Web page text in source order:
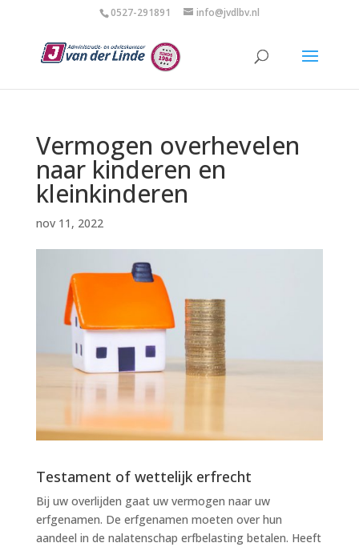
0527-291891 info@jvdlbv.nl
Vermogen overhevelen
naar kinderen en
kleinkinderen
nov 11, 2022
Testament of wettelijk erfrecht
Bij uw overlijden gaat uw vermogen naar uw
erfgenamen. De erfgenamen moeten over hun
aandeel in de nalatenschap erfbelasting betalen. Heeft